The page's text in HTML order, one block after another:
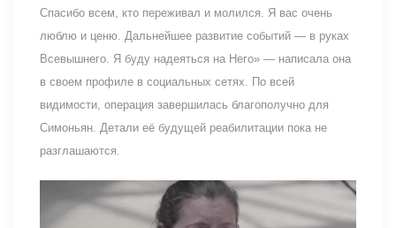
Спасибо всем, кто переживал и молился. Я вас очень
люблю и ценю. Дальнейшее развитие событий — в руках
Всевышнего. Я буду надеяться на Него» — написала она
в своем профиле в социальных сетях. По всей
видимости, операция завершилась благополучно для
Симоньян. Детали её будущей реабилитации пока не
разглашаются.